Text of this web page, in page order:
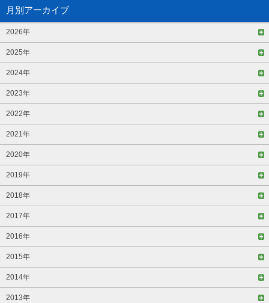
月別アーカイブ
2026年
2025年
2024年
2023年
2022年
2021年
2020年
2019年
2018年
2017年
2016年
2015年
2014年
2013年